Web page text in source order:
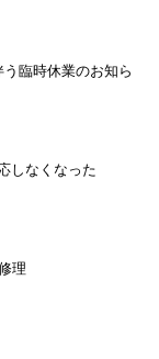
う臨時休業のお知ら
しなくなった
理